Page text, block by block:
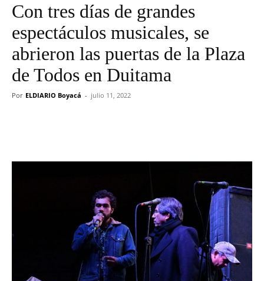
Con tres días de grandes
espectáculos musicales, se
abrieron las puertas de la Plaza
de Todos en Duitama
Por ELDIARIO Boyacá - julio 11, 2022